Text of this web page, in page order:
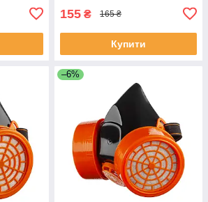
155 ₴ 165 ₴
Купити
–6%